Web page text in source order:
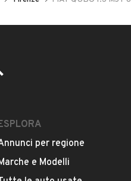
per regione
e Modelli